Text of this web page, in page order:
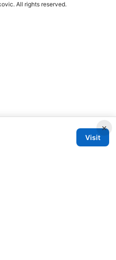
×
Visit
All rights reserved.